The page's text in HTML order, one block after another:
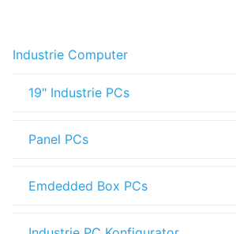
Industrie Computer
19" Industrie PCs
Panel PCs
Emdedded Box PCs